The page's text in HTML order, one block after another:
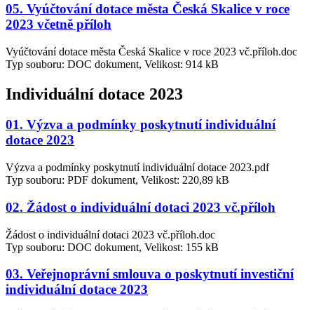
05. Vyúčtování dotace města Česká Skalice v roce
2023 včetně příloh
Vyúčtování dotace města Česká Skalice v roce 2023 vč.příloh.doc
Typ souboru: DOC dokument, Velikost: 914 kB
Individuální dotace 2023
01. Výzva a podmínky poskytnutí individuální
dotace 2023
Výzva a podmínky poskytnutí individuální dotace 2023.pdf
Typ souboru: PDF dokument, Velikost: 220,89 kB
02. Žádost o individuální dotaci 2023 vč.příloh
Žádost o individuální dotaci 2023 vč.příloh.doc
Typ souboru: DOC dokument, Velikost: 155 kB
03. Veřejnoprávní smlouva o poskytnutí investiční
individuální dotace 2023